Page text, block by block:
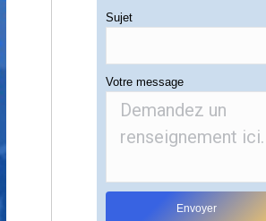
Sujet
Votre message